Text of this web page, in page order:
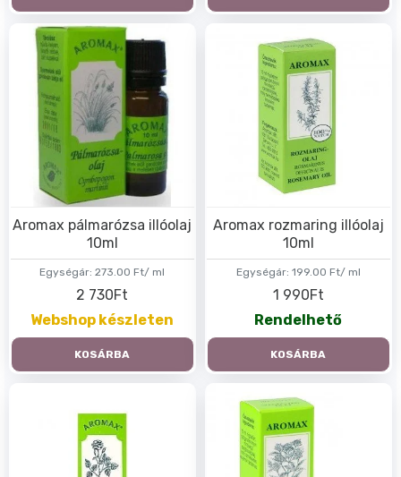
Egységár: 273.00 Ft/ ml
Aromax pálmarózsa illóolaj
10ml
2 730Ft
Webshop készleten
KOSÁRBA
Egységár: 199.00 Ft/ ml
Aromax rozmaring illóolaj
10ml
1 990Ft
Rendelhető
KOSÁRBA